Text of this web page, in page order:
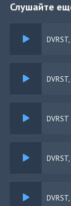
Слушайте
DVRST